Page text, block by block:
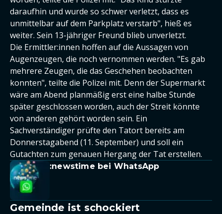
daraufhin und wurde so schwer verletzt, dass es
unmittelbar auf dem Parkplatz verstarb", hieß es
weiter. Sein 13-jähriger Freund blieb unverletzt.
Die Ermittler:innen hoffen auf die Aussagen von
Augenzeugen, die noch vernommen werden. "Es gab
mehrere Zeugen, die das Geschehen beobachten
konnten", teilte die Polizei mit. Denn der Supermarkt
wäre am Abend planmäßig erst eine halbe Stunde
später geschlossen worden, auch der Streit könnte
von anderen gehört worden sein. Ein
Sachverständiger prüfte den Tatort bereits am
Donnerstagabend (11. September) und soll ein
Gutachten zum genauen Hergang der Tat erstellen.
:newstime bei WhatsApp
Gemeinde ist schockiert